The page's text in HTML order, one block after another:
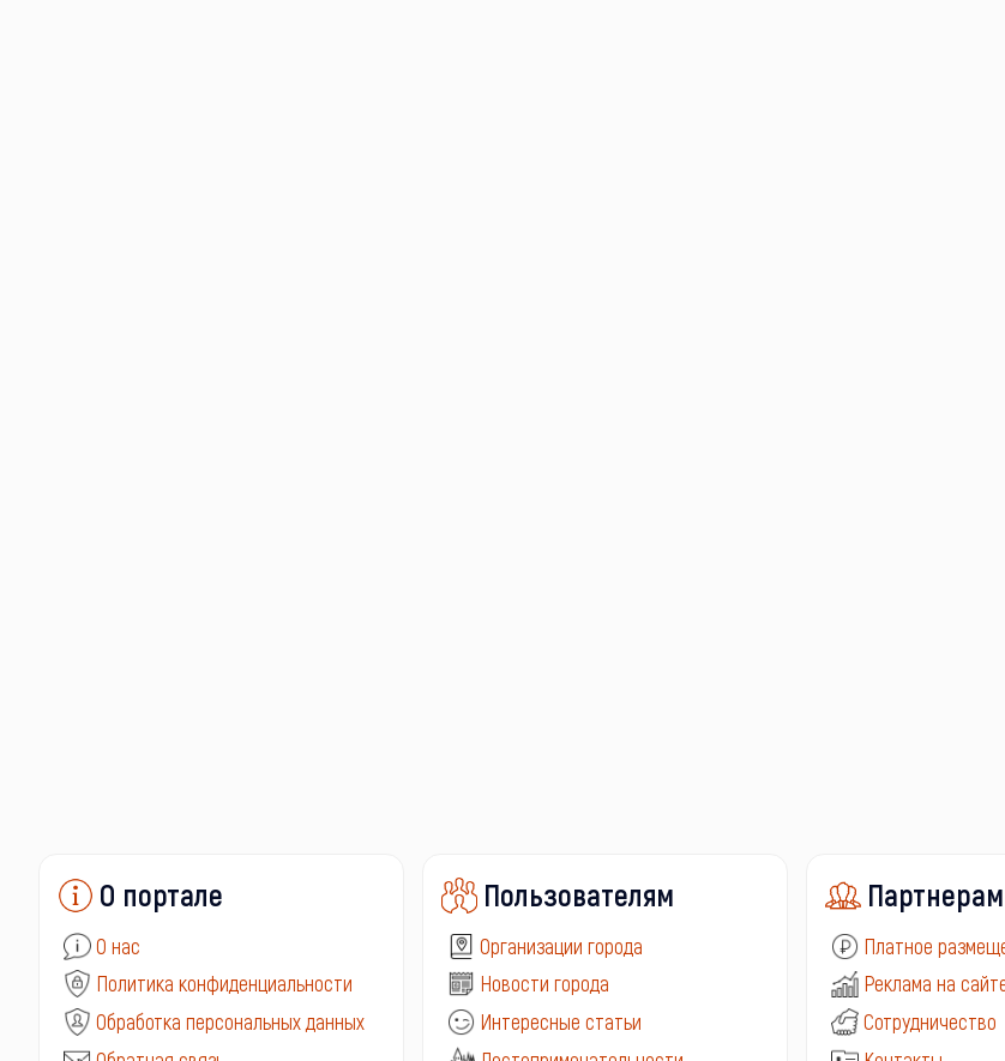
О портале
О нас
Политика конфиденциальности
Обработка персональных данных
Пользователям
Организации города
Новости города
Интересные статьи
Партнерам
Платное
Реклама на
Сотрудничество